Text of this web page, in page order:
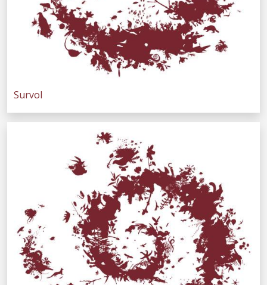
Survol